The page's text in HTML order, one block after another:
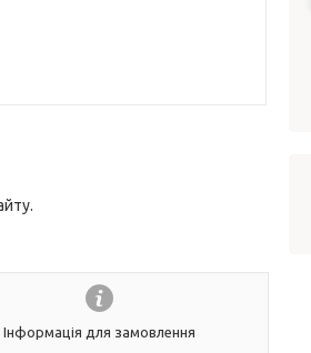
Інформація для замовлення